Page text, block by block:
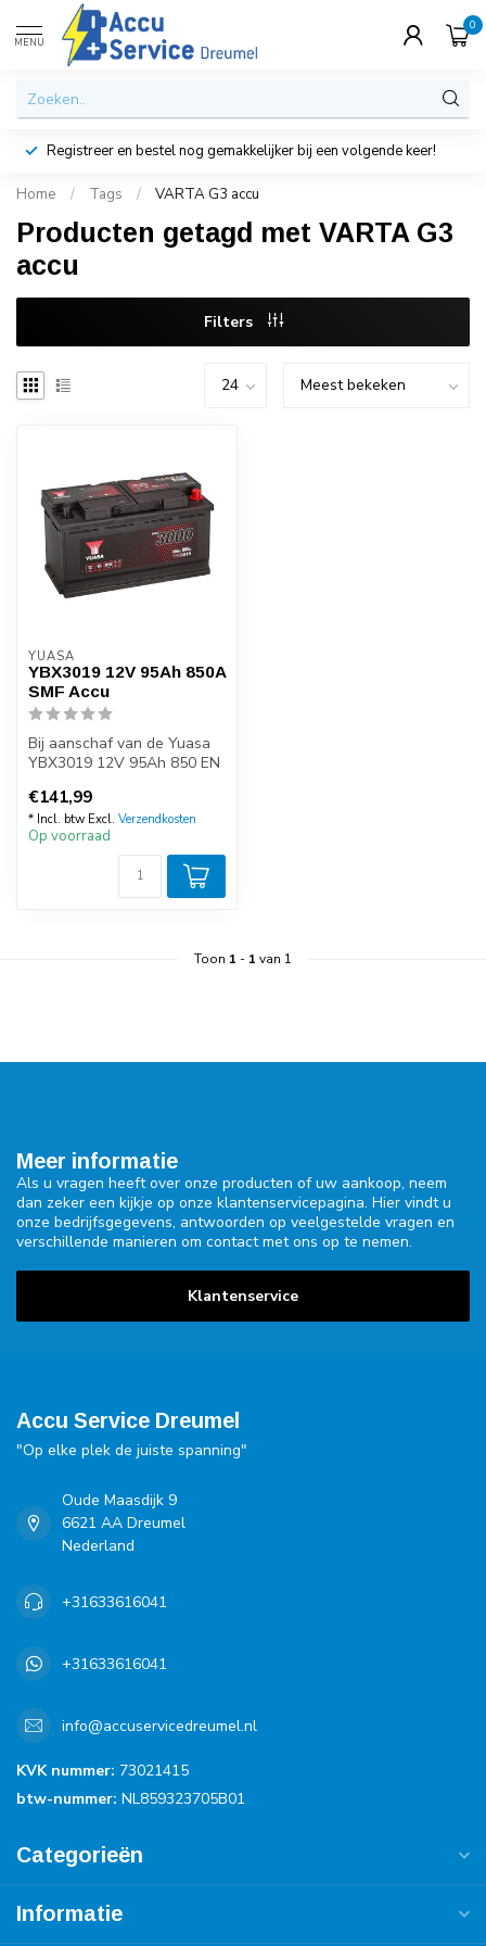
MENU
0
Registreer en bestel nog gemakkelijker bij een volgende keer!
Home / Tags / VARTA G3 accu
Producten getagd met VARTA G3
accu
Filters
YUASA
YBX3019 12V 95Ah 850A
SMF Accu
Bij aanschaf van de Yuasa
YBX3019 12V 95Ah 850 EN
v...
€141,99
* Incl. btw Excl. Verzendkosten
Op voorraad
Toon 1 - 1 van 1
Meer informatie
Als u vragen heeft over onze producten of uw aankoop, neem
dan zeker een kijkje op onze klantenservicepagina. Hier vindt u
onze bedrijfsgegevens, antwoorden op veelgestelde vragen en
verschillende manieren om contact met ons op te nemen.
Klantenservice
Accu Service Dreumel
"Op elke plek de juiste spanning"
Oude Maasdijk 9
6621 AA Dreumel
Nederland
+31633616041
+31633616041
info@accuservicedreumel.nl
KVK nummer: 73021415
btw-nummer: NL859323705B01
Categorieën
Informatie